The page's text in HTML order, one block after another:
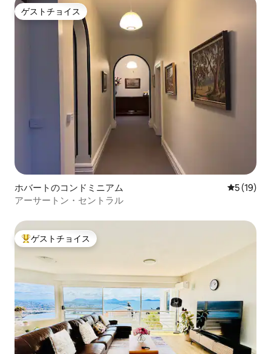
ゲストチョイス
ゲストチョイス
ホバートのコンドミニアム レビュー
5 (19)
アーサートン・セントラル
大好評のゲストチョイスです。
ゲストチョイス